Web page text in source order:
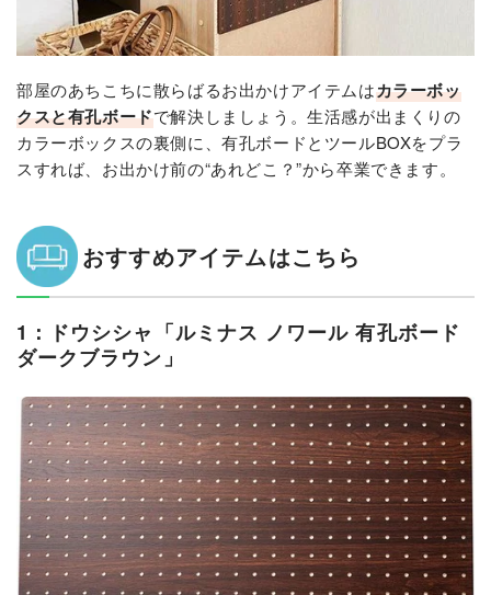
部屋のあちこちに散らばるお出かけアイテムはカラーボッ
クスと有孔ボードで解決しましょう。生活感が出まくりの
カラーボックスの裏側に、有孔ボードとツールBOXをプラ
スすれば、お出かけ前の“あれどこ？”から卒業できます。
おすすめアイテムはこちら
1：ドウシシャ「ルミナス ノワール 有孔ボード
ダークブラウン」